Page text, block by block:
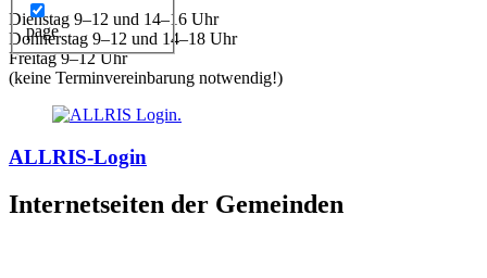
page
Dienstag 9–12 und 14–16 Uhr
Donnerstag 9–12 und 14–18 Uhr
Freitag 9–12 Uhr
(keine Terminvereinbarung notwendig!)
ALLRIS-Login
Internetseiten der Gemeinden